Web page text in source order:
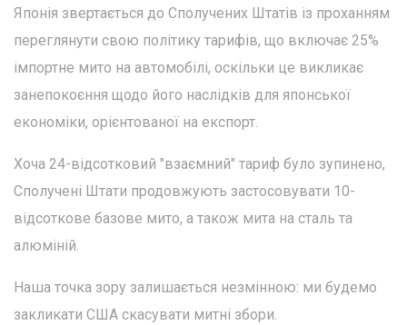
Японія звертається до Сполучених Штатів із проханням
переглянути свою політику тарифів, що включає 25%
імпортне мито на автомобілі, оскільки це викликає
занепокоєння щодо його наслідків для японської
економіки, орієнтованої на експорт.
Хоча 24-відсотковий "взаємний" тариф було зупинено,
Сполучені Штати продовжують застосовувати 10-
відсоткове базове мито, а також мита на сталь та
алюміній.
Наша точка зору залишається незмінною: ми будемо
закликати США скасувати митні збори.